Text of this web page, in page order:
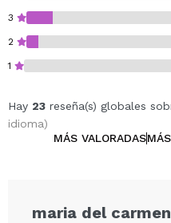
3
2
1
Hay 23 reseña(s) globales
idioma)
MÁS VALORADAS
maria del carmen